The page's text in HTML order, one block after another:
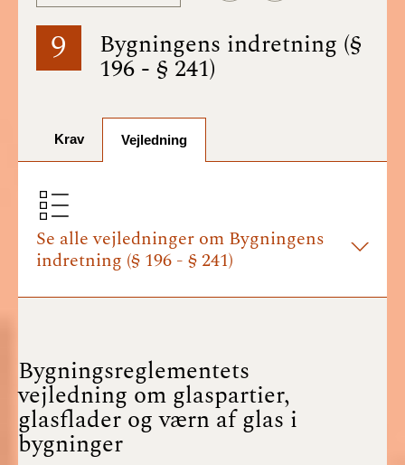
9 Bygningens indretning (§
196 - § 241)
BR18 (Aktuelt)
BR18 (1/7-31/12
BR18 (1/1-30/6
BR18 (1/7- 31/12
2024)
BR18 (1/1- 30/06
BR18 (17/9 - 31/12
2022)
BR18 (1/7 - 16/9
Krav Vejledning
Se alle vejledninger om Bygningens
indretning (§ 196 - § 241)
Bygningsreglementets
vejledning om glaspartier,
glasflader og værn af glas i
bygninger